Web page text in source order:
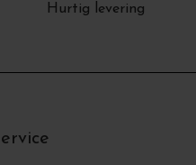
Hurtig levering